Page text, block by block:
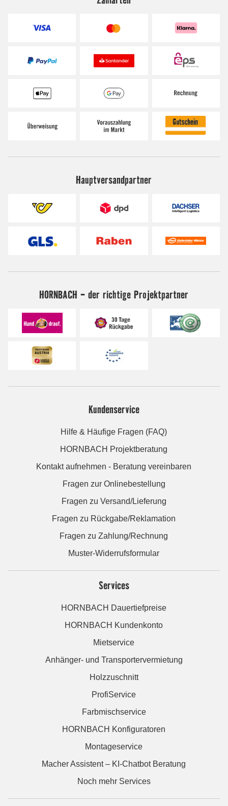
Hauptversandpartner
HORNBACH - der richtige Projektpartner
Kundenservice
Hilfe & Häufige Fragen (FAQ)
HORNBACH Projektberatung
Kontakt aufnehmen - Beratung vereinbaren
Fragen zur Onlinebestellung
Fragen zu Versand/Lieferung
Fragen zu Rückgabe/Reklamation
Fragen zu Zahlung/Rechnung
Muster-Widerrufsformular
Services
HORNBACH Dauertiefpreise
HORNBACH Kundenkonto
Mietservice
Anhänger- und Transportervermietung
Holzzuschnitt
ProfiService
Farbmischservice
HORNBACH Konfiguratoren
Montageservice
Macher Assistent – KI-Chatbot Beratung
Noch mehr Services